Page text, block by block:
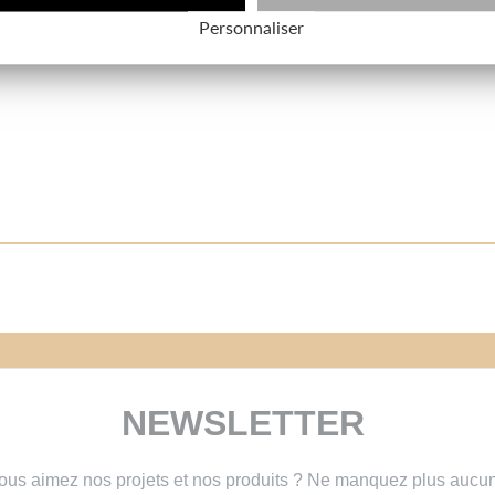
NEWSLETTER
aimez nos projets et nos produits ? Ne manquez plus
Personnaliser